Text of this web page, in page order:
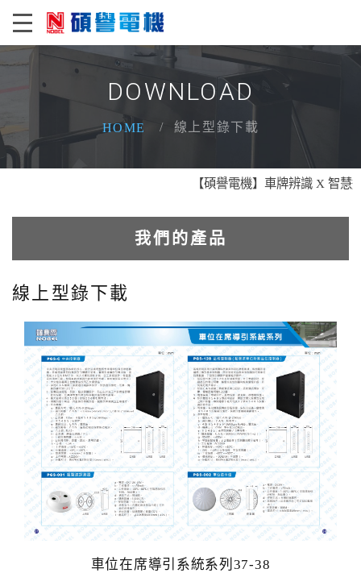
DOWNLOAD
HOME 線上型錄下載
【碩譽電機】車牌辨識 X 智慧通
我們的產品
電動車車位管制系統
車道資訊看板系統
車牌辨識系統系列
電動柵欄機系列
車位在席導引系統系列
反向尋車系統系列
門禁人臉辨識系列
停車場收費系統系列
線上型錄下載
車位在席導引系統系列37-38